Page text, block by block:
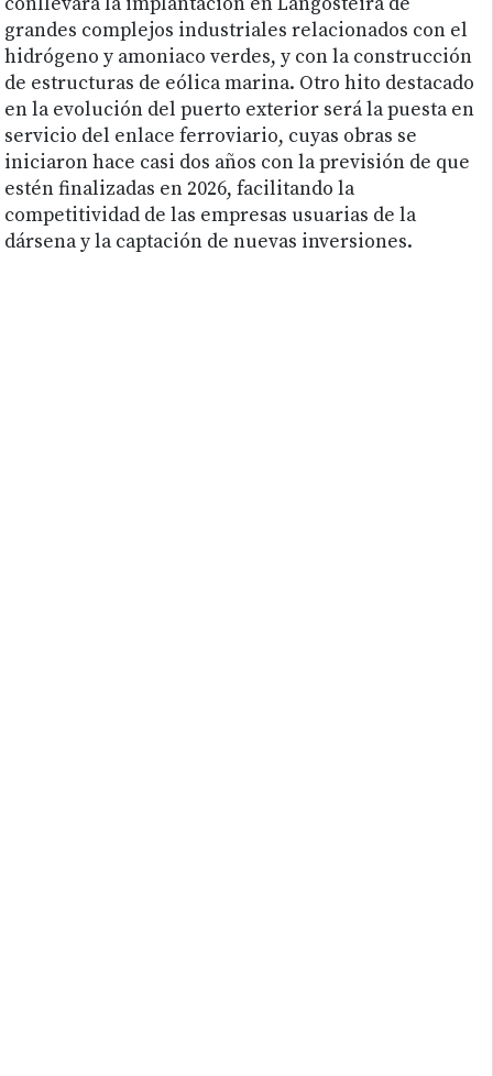
grandes complejos industriales relacionados con el
hidrógeno y amoniaco verdes, y con la construcción
de estructuras de eólica marina. Otro hito destacado
en la evolución del puerto exterior será la puesta en
servicio del enlace ferroviario, cuyas obras se
iniciaron hace casi dos años con la previsión de que
estén finalizadas en 2026, facilitando la
competitividad de las empresas usuarias de la
dársena y la captación de nuevas inversiones.